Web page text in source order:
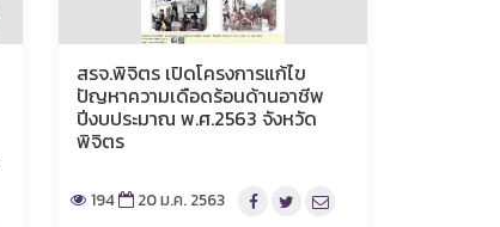
สรจ.พิจิตร เปิดโครงการแก้ไข
ปัญหาความเดือดร้อนด้านอาชีพ
ปีงบประมาณ พ.ศ.2563 จังหวัด
พิจิตร
194 20 ม.ค. 2563